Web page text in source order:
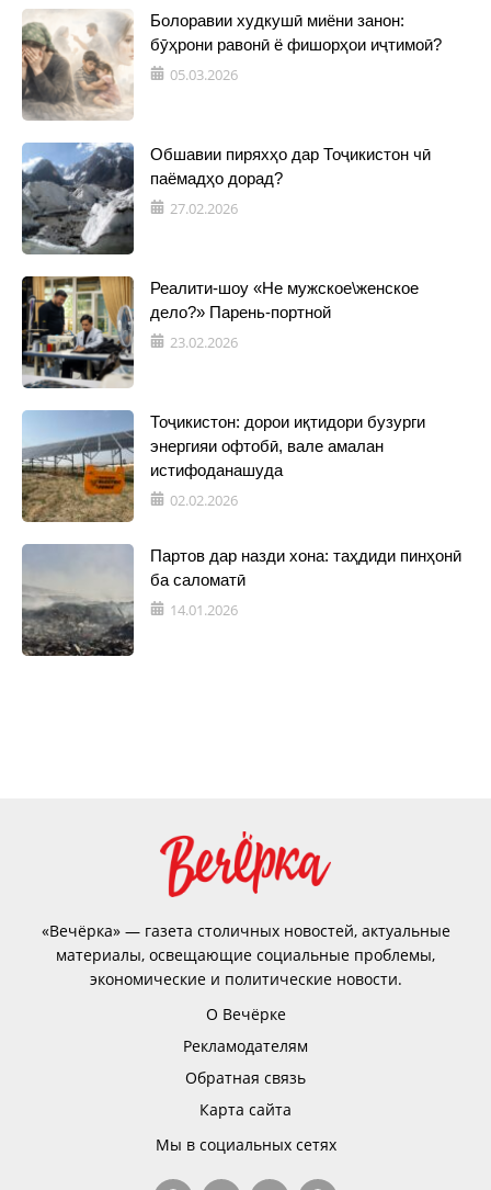
Болоравии худкушӣ миёни занон:
бӯҳрони равонӣ ё фишорҳои иҷтимоӣ?
05.03.2026
Обшавии пиряхҳо дар Тоҷикистон чӣ
паёмадҳо дорад?
27.02.2026
Реалити-шоу «Не мужское\женское
дело?» Парень-портной
23.02.2026
Тоҷикистон: дорои иқтидори бузурги
энергияи офтобӣ, вале амалан
истифоданашуда
02.02.2026
Партов дар назди хона: таҳдиди пинҳонӣ
ба саломатӣ
14.01.2026
«Вечёрка» — газета столичных новостей, актуальные
материалы, освещающие социальные проблемы,
экономические и политические новости.
О Вечёрке
Рекламодателям
Обратная связь
Карта сайта
Мы в социальных сетях